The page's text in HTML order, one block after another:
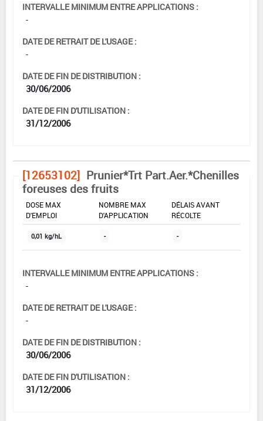
INTERVALLE MINIMUM ENTRE APPLICATIONS :
-
DATE DE RETRAIT DE L'USAGE :
-
DATE DE FIN DE DISTRIBUTION :
30/06/2006
DATE DE FIN D'UTILISATION :
31/12/2006
[12653102] Prunier*Trt Part.Aer.*Chenilles
foreuses des fruits
DOSE MAX
D'EMPLOI
NOMBRE MAX
D'APPLICATION
DÉLAIS AVANT
RÉCOLTE
0,01 kg/hL - -
INTERVALLE MINIMUM ENTRE APPLICATIONS :
-
DATE DE RETRAIT DE L'USAGE :
-
DATE DE FIN DE DISTRIBUTION :
30/06/2006
DATE DE FIN D'UTILISATION :
31/12/2006